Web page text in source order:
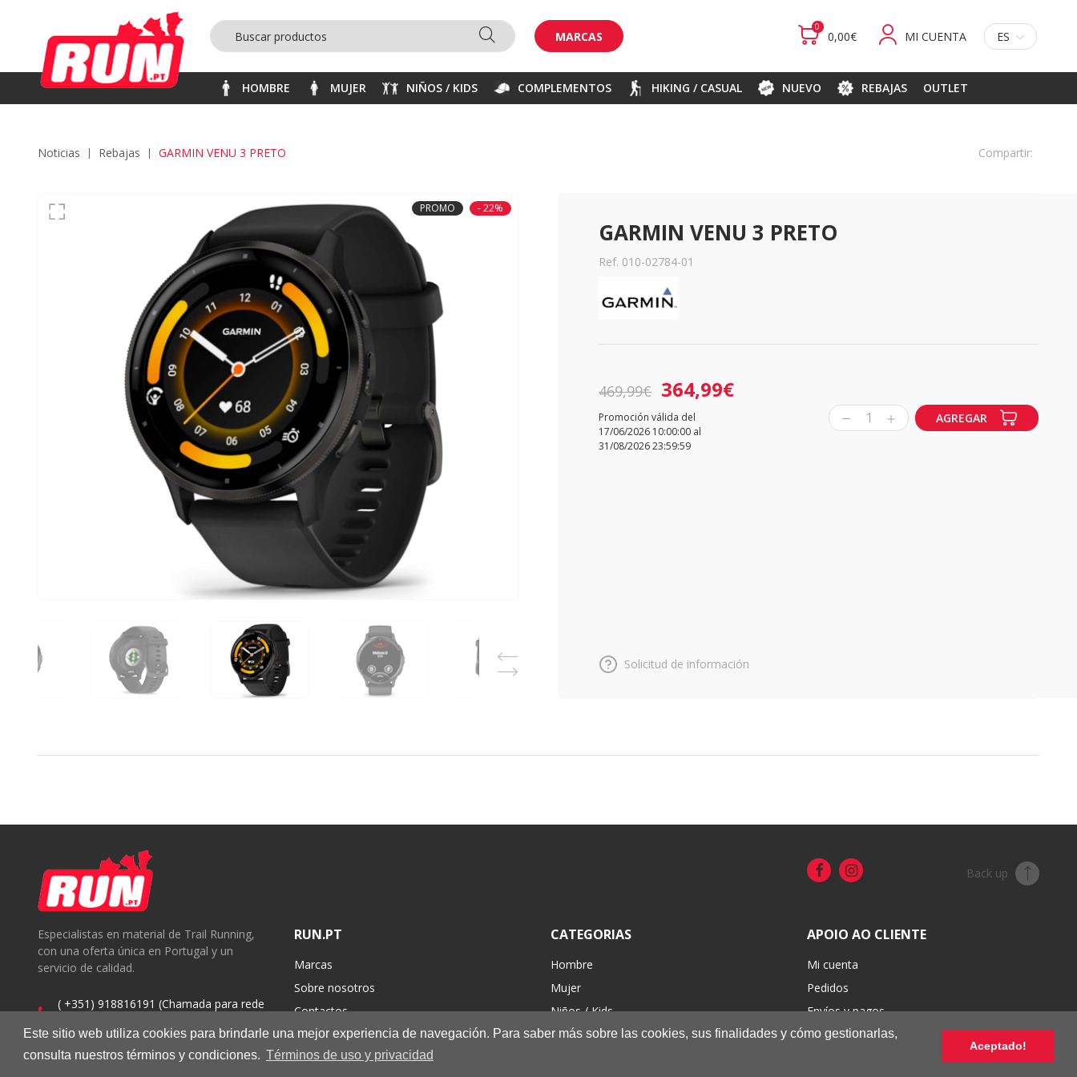
Este sitio web utiliza cookies para brindarle una mejor experiencia de navegación. Para saber más sobre las cookies, sus finalidades y cómo gestionarlas,
consulta nuestros términos y condiciones. Términos de uso y privacidad
Aceptado!
MARCAS
0
0,00€ MI CUENTA ES
HOMBRE MUJER NIÑOS / KIDS COMPLEMENTOS HIKING / CASUAL NUEVO REBAJAS OUTLET
Noticias rebajas GARMIN VENU 3 PRETO Compartir:
PROMO - 22%
GARMIN VENU 3 PRETO
Ref. 010-02784-01
469,99€ 364,99€
Promoción válida del
17/06/2026 10:00:00 al
31/08/2026 23:59:59
1 AGREGAR
Solicitud de información
Back up
Especialistas en material de Trail Running,
con una oferta única en Portugal y un
servicio de calidad.
( +351) 918816191 (Chamada para rede
RUN.PT
Marcas
Sobre nosotros
Contactos
CATEGORIAS
Hombre
Mujer
Niños / Kids
Complementos
APOIO AO CLIENTE
Mi cuenta
Pedidos
Envíos y pagos
Cambios y devoluciones